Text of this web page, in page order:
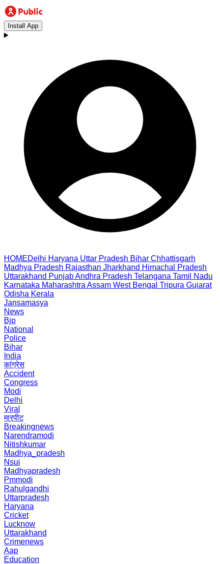
Install App
HOMEDelhi Haryana Uttar Pradesh Bihar Chhattisgarh
Madhya Pradesh Rajasthan Jharkhand Himachal Pradesh
Uttarakhand PunjabAndhra Pradesh Telangana Tamil Nadu
Karnataka Maharashtra Assam West Bengal Tripura Gujarat
Odisha Kerala
Jansamasya
News
Bjp
National
Police
Bihar
India
कांग्रेस
Accident
Congress
Modi
Delhi
Viral
मारपीट
Breakingnews
Narendramodi
Nitishkumar
Madhya_pradesh
Nsui
Madhyapradesh
Pmmodi
Rahulgandhi
Uttarpradesh
Haryana
Cricket
Lucknow
Uttarakhand
Crimenews
Aap
Education